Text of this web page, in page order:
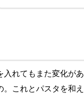
入れてもまた変化があ
。これとパスタを和え